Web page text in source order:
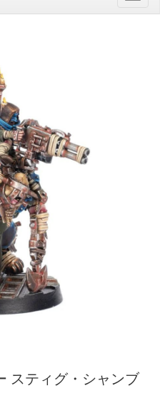
スティグ・シャンブ